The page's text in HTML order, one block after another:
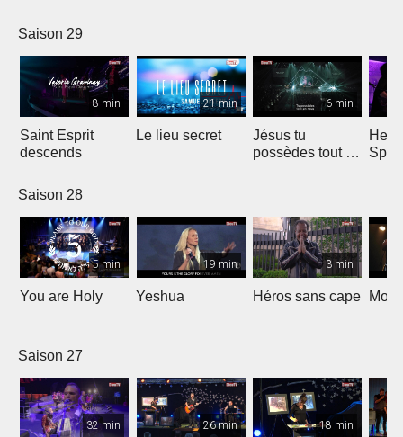
Saison 29
8 min
Saint Esprit
descends
21 min
Le lieu secret
6 min
Jésus tu
possèdes tout en
He
Saison 28
5 min
You are Holy
19 min
Yeshua
3 min
Héros sans cape Moi
Saison 27
32 min 26 min 18 min